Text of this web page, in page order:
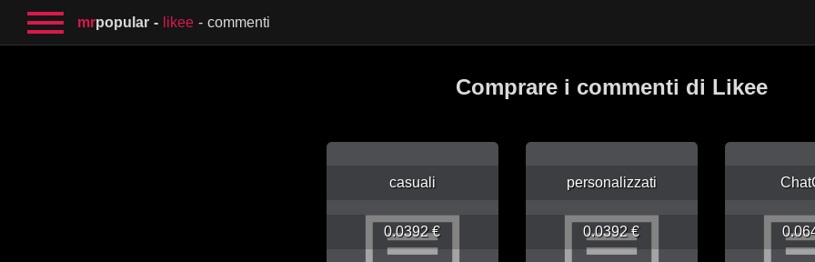
mrpopular likee commenti
Comprare i commenti di Likee
casuali
0.0392 €
personalizzati
0.0392 €